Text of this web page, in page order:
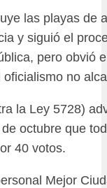
las playas de
y siguió el
pero obvió
no
la Ley 5728)
octubre que
40 votos.
Mejor